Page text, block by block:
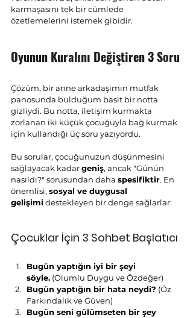
karmaşasını tek bir cümlede
özetlemelerini istemek gibidir.
Oyunun Kuralını Değiştiren 3 Soru
Çözüm, bir anne arkadaşımın mutfak
panosunda bulduğum basit bir notta
gizliydi. Bu notta, iletişim kurmakta
zorlanan iki küçük çocuğuyla bağ kurmak
için kullandığı üç soru yazıyordu.
Bu sorular, çocuğunuzun düşünmesini
sağlayacak kadar geniş, ancak "Günün
nasıldı?" sorusundan daha spesifiktir. En
önemlisi, sosyal ve duygusal
gelişimi destekleyen bir denge sağlarlar:
Çocuklar İçin 3 Sohbet Başlatıcı
Bugün yaptığın iyi bir şeyi
söyle. (Olumlu Duygu ve Özdeğer)
Bugün yaptığın bir hata neydi? (Öz
Farkındalık ve Güven)
Bugün seni gülümseten bir şey